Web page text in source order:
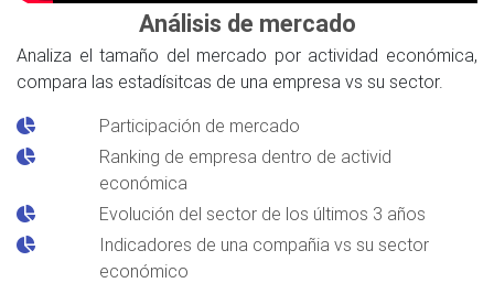
Análisis de mercado
Analiza el tamaño del mercado por actividad económica,
compara las estadísitcas de una empresa vs su sector.
Participación de mercado
Ranking de empresa dentro de activid
económica
Evolución del sector de los últimos 3 años
Indicadores de una compañia vs su sector
económico